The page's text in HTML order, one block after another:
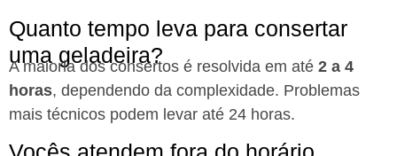
Quanto tempo leva para consertar
uma geladeira?
A maioria dos consertos é resolvida em até 2 a 4
horas, dependendo da complexidade. Problemas
mais técnicos podem levar até 24 horas.